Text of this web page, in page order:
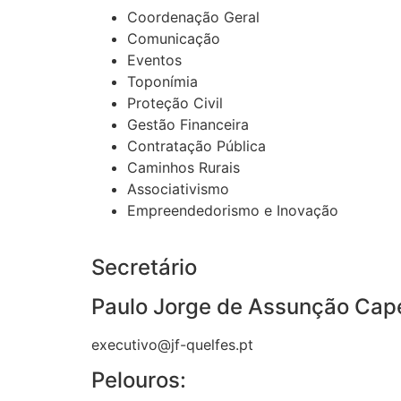
Coordenação Geral
Comunicação
Eventos
Toponímia
Proteção Civil
Gestão Financeira
Contratação Pública
Caminhos Rurais
Associativismo
Empreendedorismo e Inovação
Secretário
Paulo Jorge de Assunção
executivo@jf-quelfes.pt
Pelouros: